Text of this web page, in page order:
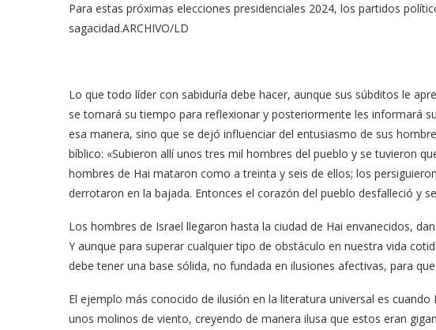
Para estas próximas elecciones presidenciales 2024, los partidos
sagacidad.ARCHIVO/LD
Lo que todo líder con sabiduría debe hacer, aunque sus súbditos le
se tomará su tiempo para reflexionar y posteriormente les informará
esa manera, sino que se dejó influenciar del entusiasmo de sus
bíblico: «Subieron allí unos tres mil hombres del pueblo y se tuvieron
hombres de Hai mataron como a treinta y seis de ellos; los
derrotaron en la bajada. Entonces el corazón del pueblo desfalleció y
Los hombres de Israel llegaron hasta la ciudad de Hai envanecidos,
Y aunque para superar cualquier tipo de obstáculo en nuestra vida
debe tener una base sólida, no fundada en ilusiones afectivas, para
El ejemplo más conocido de ilusión en la literatura universal es
unos molinos de viento, creyendo de manera ilusa que estos eran